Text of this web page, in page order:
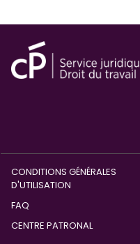
CONDITIONS GÉNÉRALES
D'UTILISATION
FAQ
CENTRE PATRONAL